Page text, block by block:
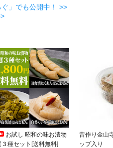
」でも公開中！ >>
お試し 昭和の味お漬物
３種セット[送料無料]
昔作り金山
ップ入り